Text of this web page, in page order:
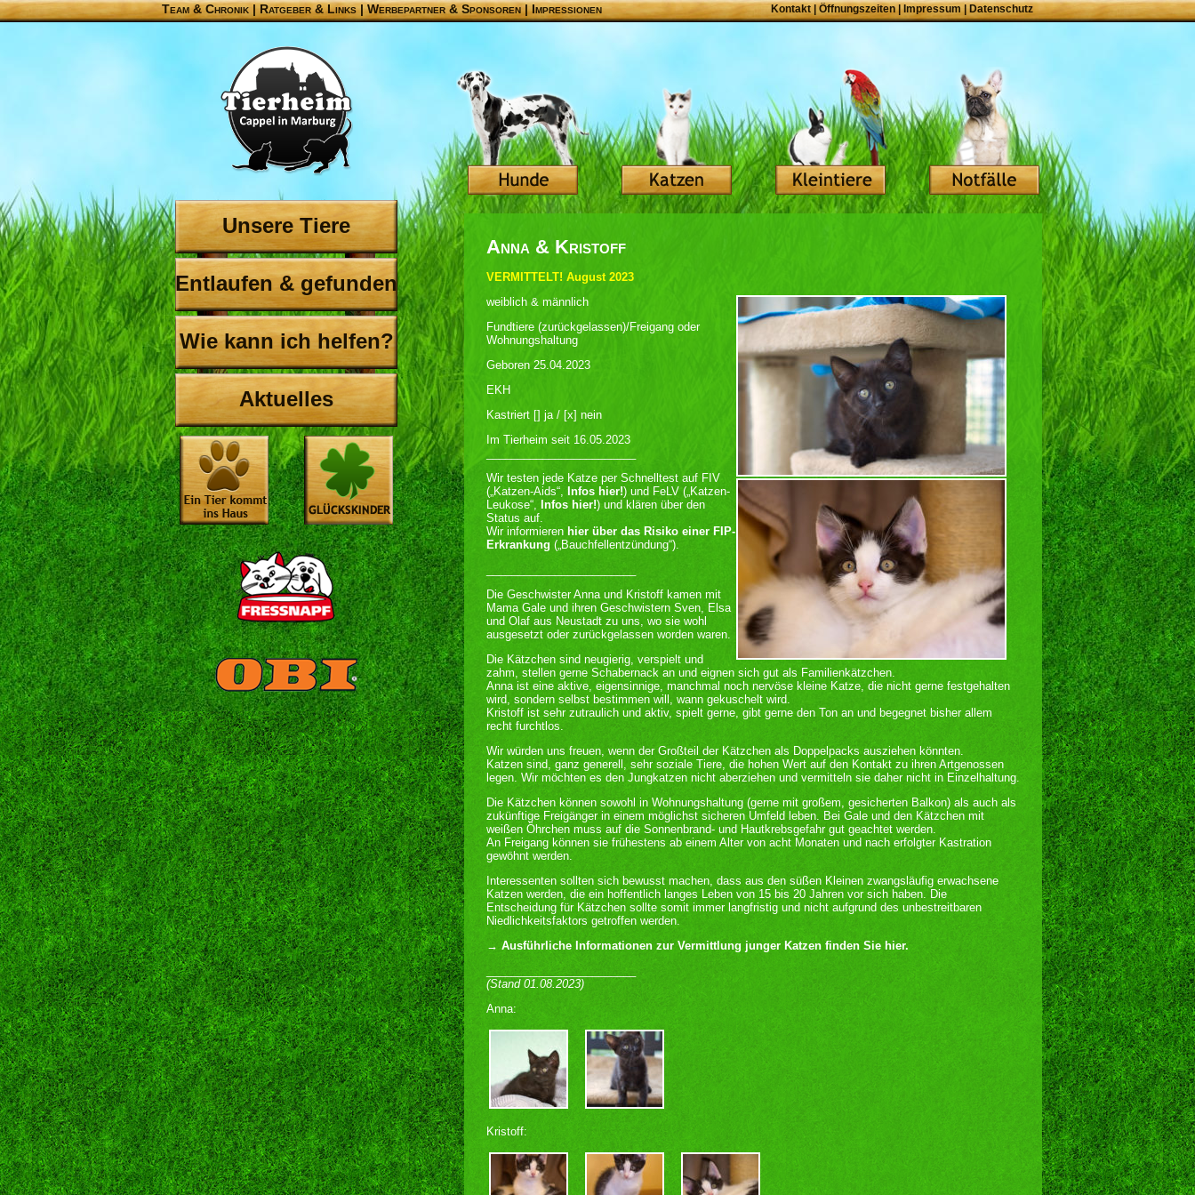
Team & Chronik |Ratgeber & Links|Werbepartner & Sponsoren|Impressionen Kontakt Öffnungszeiten| Impressum|Datenschutz
Unsere Tiere
Entlaufen & gefunden
Wie kann ich helfen?
Aktuelles
Anna & Kristoff
VERMITTELT! August 2023
weiblich & männlich
Fundtiere (zurückgelassen)/Freigang oder
Wohnungshaltung
Geboren 25.04.2023
EKH
Kastriert [] ja / [x] nein
Im Tierheim seit 16.05.2023
Wir testen jede Katze per Schnelltest auf FIV
(„Katzen-Aids“, Infos hier!) und FeLV („Katzen-
Leukose“, Infos hier!) und klären über den
Status auf.
Wir informieren hier über das Risiko einer FIP-
Erkrankung („Bauchfellentzündung“).
Die Geschwister Anna und Kristoff kamen mit
Mama Gale und ihren Geschwistern Sven, Elsa
und Olaf aus Neustadt zu uns, wo sie wohl
ausgesetzt oder zurückgelassen worden waren.
Die Kätzchen sind neugierig, verspielt und
zahm, stellen gerne Schabernack an und eignen sich gut als Familienkätzchen.
Anna ist eine aktive, eigensinnige, manchmal noch nervöse kleine Katze, die nicht gerne festgehalten
wird, sondern selbst bestimmen will, wann gekuschelt wird.
Kristoff ist sehr zutraulich und aktiv, spielt gerne, gibt gerne den Ton an und begegnet bisher allem
recht furchtlos.
Wir würden uns freuen, wenn der Großteil der Kätzchen als Doppelpacks ausziehen könnten.
Katzen sind, ganz generell, sehr soziale Tiere, die hohen Wert auf den Kontakt zu ihren Artgenossen
legen. Wir möchten es den Jungkatzen nicht aberziehen und vermitteln sie daher nicht in Einzelhaltung.
Die Kätzchen können sowohl in Wohnungshaltung (gerne mit großem, gesicherten Balkon) als auch als
zukünftige Freigänger in einem möglichst sicheren Umfeld leben. Bei Gale und den Kätzchen mit
weißen Öhrchen muss auf die Sonnenbrand- und Hautkrebsgefahr gut geachtet werden.
An Freigang können sie frühestens ab einem Alter von acht Monaten und nach erfolgter Kastration
gewöhnt werden.
Interessenten sollten sich bewusst machen, dass aus den süßen Kleinen zwangsläufig erwachsene
Katzen werden, die ein hoffentlich langes Leben von 15 bis 20 Jahren vor sich haben. Die
Entscheidung für Kätzchen sollte somit immer langfristig und nicht aufgrund des unbestreitbaren
Niedlichkeitsfaktors getroffen werden.
→ Ausführliche Informationen zur Vermittlung junger Katzen finden Sie hier.
________________________
(Stand 01.08.2023)
Anna:
Kristoff: